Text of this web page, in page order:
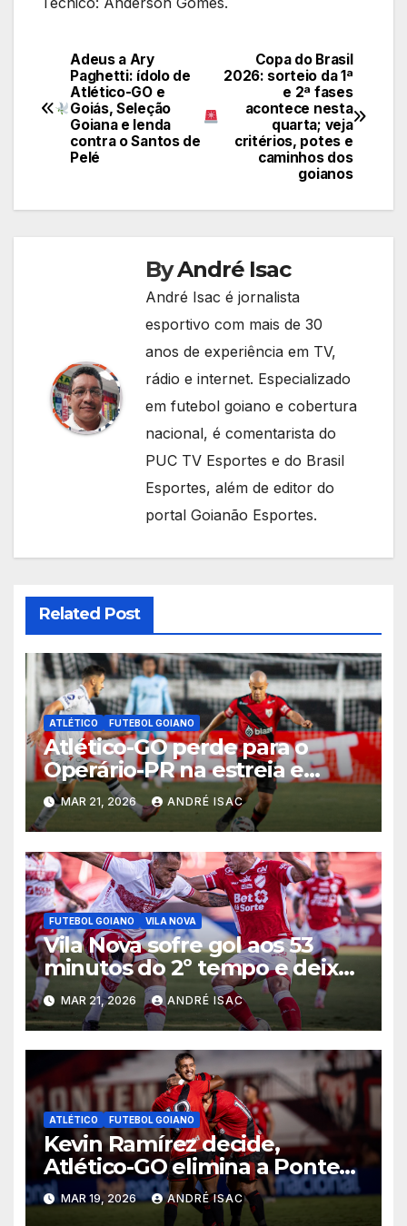
Navegação
de
Post
Copa do Brasil
2026: sorteio da 1ª
e 2ª fases
acontece nesta
quarta; veja
critérios, potes e
caminhos dos
goianos
Adeus a Ary
Paghetti: ídolo de
Atlético-GO e
Goiás, Seleção
Goiana e lenda
contra o Santos de
Pelé
ByAndré Isac
André Isac é jornalista
esportivo com mais de 30
anos de experiência em TV,
rádio e internet. Especializado
em futebol goiano e cobertura
nacional, é comentarista do
PUC TV Esportes e do Brasil
Esportes, além de editor do
portal Goianão Esportes.
Related Post
ATLÉTICO FUTEBOL GOIANO
Atlético-GO perde para o
Operário-PR na estreia e
começa sob pressão a Série B
2026
MAR 21, 2026 ANDRÉ ISAC
FUTEBOL GOIANO VILA NOVA
Vila Nova sofre gol aos 53
minutos do 2º tempo e deixa
vitória escapar na estreia da
Série B
MAR 21, 2026 ANDRÉ ISAC
ATLÉTICO FUTEBOL GOIANO
Kevin Ramírez decide,
Atlético-GO elimina a Ponte
Preta e garante vaga na 5ª
fase da Copa do Brasil
MAR 19, 2026 ANDRÉ ISAC